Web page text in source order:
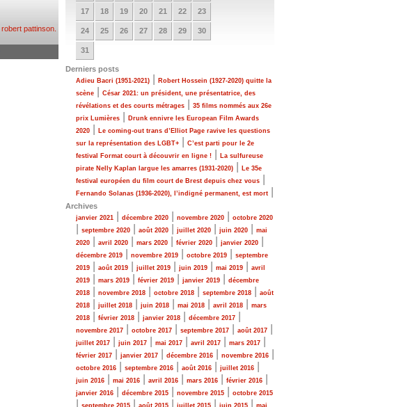
robert pattinson.
17 18 19 20 21 22 23
24 25 26 27 28 29 30
31
Derniers posts
Adieu Bacri (1951-2021)
Robert Hossein (1927-2020) quitte la
scène
César 2021: un président, une présentatrice, des
révélations et des courts métrages
35 films nommés aux 26e
prix Lumières
Drunk ennivre les European Film Awards
2020
Le coming-out trans d’Elliot Page ravive les questions
sur la représentation des LGBT+
C’est parti pour le 2e
festival Format court à découvrir en ligne !
La sulfureuse
pirate Nelly Kaplan largue les amarres (1931-2020)
Le 35e
festival européen du film court de Brest depuis chez vous
Fernando Solanas (1936-2020), l’indigné permanent, est mort
Archives
janvier 2021 décembre 2020 novembre 2020 octobre 2020
septembre 2020 août 2020 juillet 2020 juin 2020
mai
2020
avril 2020 mars 2020 février 2020 janvier 2020
décembre 2019 novembre 2019 octobre 2019
septembre
2019
août 2019 juillet 2019 juin 2019 mai 2019
avril
2019
mars 2019 février 2019 janvier 2019
décembre
2018
novembre 2018 octobre 2018 septembre 2018
août
2018
juillet 2018 juin 2018 mai 2018 avril 2018
mars
2018
février 2018 janvier 2018 décembre 2017
novembre 2017 octobre 2017 septembre 2017 août 2017
juillet 2017 juin 2017 mai 2017 avril 2017 mars 2017
février 2017 janvier 2017 décembre 2016 novembre 2016
octobre 2016 septembre 2016 août 2016 juillet 2016
juin 2016 mai 2016 avril 2016 mars 2016 février 2016
janvier 2016 décembre 2015 novembre 2015 octobre 2015
septembre 2015 août 2015 juillet 2015 juin 2015
mai